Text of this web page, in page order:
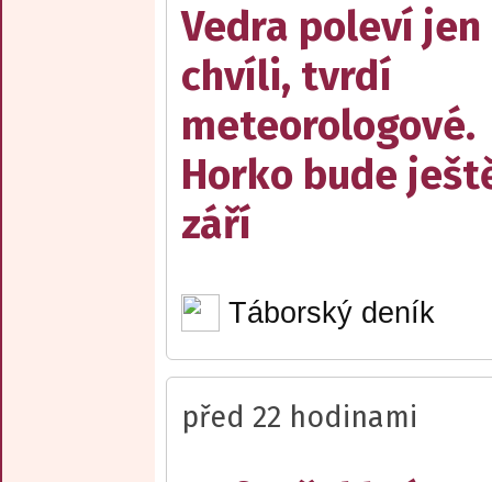
Vedra poleví jen
chvíli, tvrdí
meteorologové.
Horko bude
září
Táborský deník
před 22 hodinami